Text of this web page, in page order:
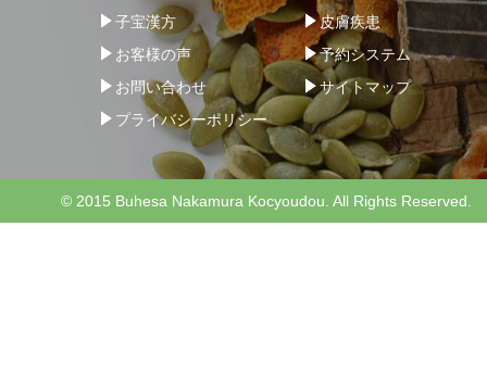
子宝漢方
皮膚疾患
お客様の声
予約システム
お問い合わせ
サイトマップ
プライバシーポリシー
© 2015 Buhesa Nakamura Kocyoudou. All Rights Reserved.